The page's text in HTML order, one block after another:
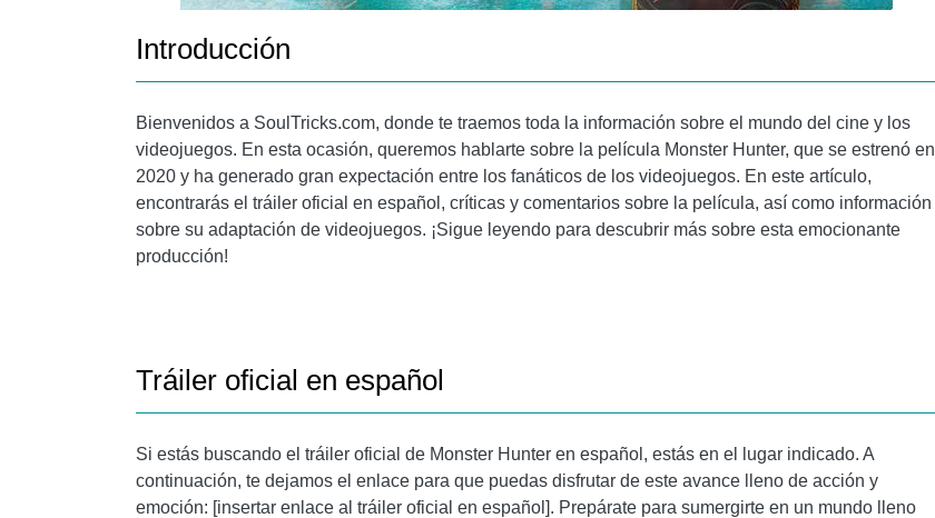
Introducción
Bienvenidos a SoulTricks.com, donde te traemos toda la información sobre el mundo del cine y los
videojuegos. En esta ocasión, queremos hablarte sobre la película Monster Hunter, que se estrenó en
2020 y ha generado gran expectación entre los fanáticos de los videojuegos. En este artículo,
encontrarás el tráiler oficial en español, críticas y comentarios sobre la película, así como información
sobre su adaptación de videojuegos. ¡Sigue leyendo para descubrir más sobre esta emocionante
producción!
Tráiler oficial en español
Si estás buscando el tráiler oficial de Monster Hunter en español, estás en el lugar indicado. A
continuación, te dejamos el enlace para que puedas disfrutar de este avance lleno de acción y
emoción: [insertar enlace al tráiler oficial en español]. Prepárate para sumergirte en un mundo lleno